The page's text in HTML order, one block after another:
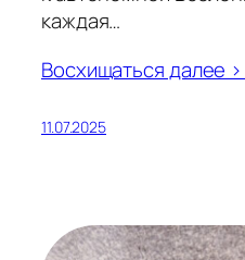
каждая…
Восхищаться далее
11.07.2025